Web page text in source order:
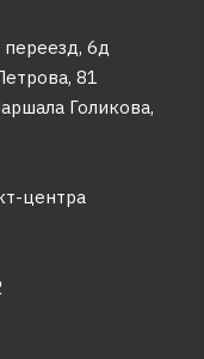
переезд, 6д
81
Голикова,
центра